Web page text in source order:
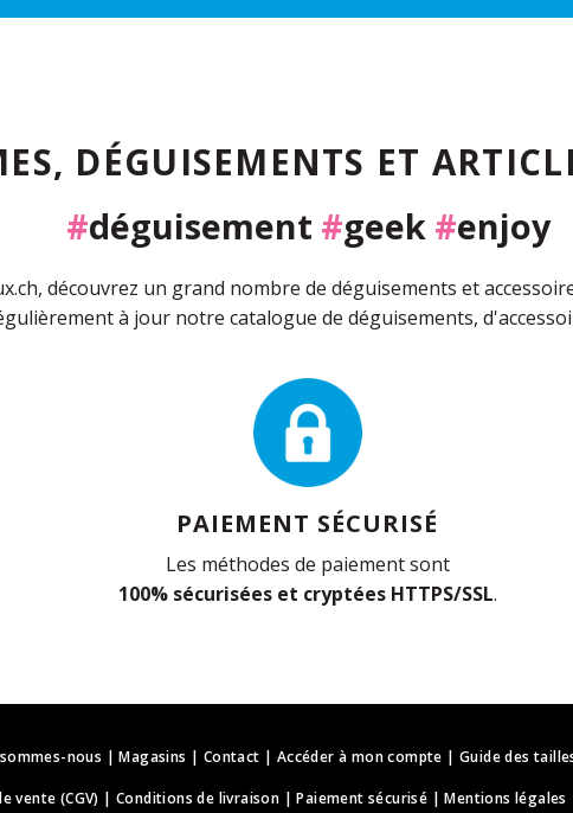
DÉGUISEMENTS ET
#déguisement #geek #enjoy
découvrez un grand nombre de déguisements et
à jour notre catalogue de déguisements,
PAIEMENT SÉCURISÉ
Les méthodes de paiement sont
100% sécurisées et cryptées HTTPS/SSL.
nous |Magasins | Contact | Accéder à mon compte |Guide des
vente (CGV) | Conditions de livraison |Paiement sécurisé |Mentions légales